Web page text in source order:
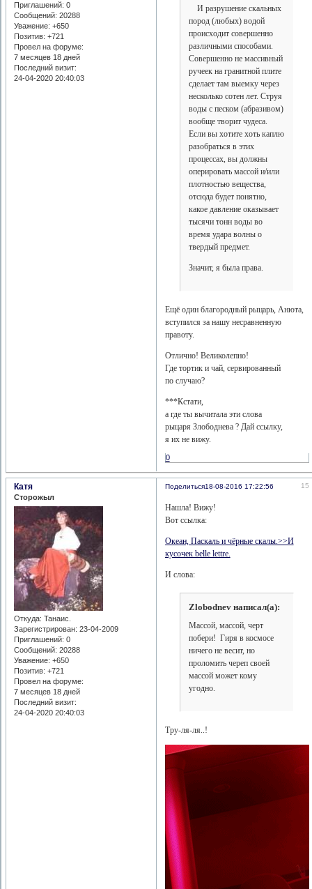
Приглашений: 0
Сообщений: 20288
Уважение: +650
Позитив: +721
Провел на форуме:
7 месяцев 18 дней
Последний визит:
24-04-2020 20:40:03
И разрушение скальных
пород (любых) водой
происходит совершенно
различными способами.
Совершенно не массивный
ручеек на гранитной плите
сделает там выемку через
несколько сотен лет. Струя
воды с песком (абразивом)
вообще творит чудеса.
Если вы хотите хоть каплю
разобраться в этих
процессах, вы должны
оперировать массой и/или
плотностью вещества,
отсюда будет понятно,
какое давление оказывает
тысячи тонн воды во
время удара волны о
твердый предмет.
Значит, я была права.
Ещё один благородный рыцарь, Анюта,
вступился за нашу несравненную
правоту.
Отлично! Великолепно!
Где тортик и чай, сервированный
по случаю?
***Кстати,
а где ты вычитала эти слова
рыцаря Злободнева ? Дай ссылку,
я их не вижу.
0
Поделиться 15
18-08-2016 17:22:56
Катя
Сторожыл
Откуда: Танаис.
Зарегистрирован: 23-04-2009
Приглашений: 0
Сообщений: 20288
Уважение: +650
Позитив: +721
Провел на форуме:
7 месяцев 18 дней
Последний визит:
24-04-2020 20:40:03
Нашла! Вижу!
Вот ссылка:
Океан, Паскаль и чёрные скалы.>>И
кусочек belle lettre.
И слова:
Zlobodnev написал(а):
Массой, массой, черт
побери! Гиря в космосе
ничего не весит, но
проломить череп своей
массой может кому
угодно.
Тру-ля-ля..!